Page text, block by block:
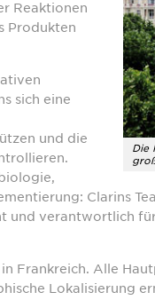
Die
Reaktionen
Produkten
sich eine
und die
Clarins
und verantwortlich
Frankreich. Alle